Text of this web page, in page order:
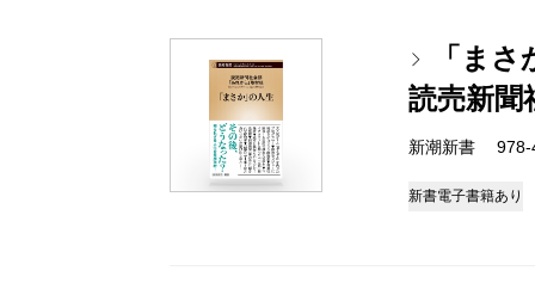
「ま
読売新聞
新潮新書
新書電子書籍あり